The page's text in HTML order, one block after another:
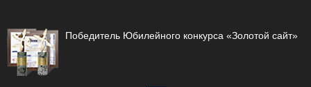
Победитель Юбилейного конкурса «Золотой сайт»